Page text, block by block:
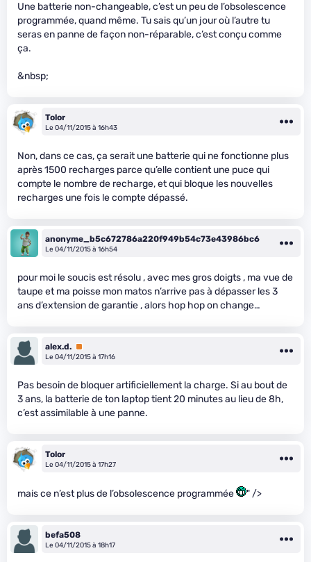
Une batterie non-changeable, c’est un peu de l’obsolescence
programmée, quand même. Tu sais qu’un jour où l’autre tu
seras en panne de façon non-réparable, c’est conçu comme
ça.
&nbsp;
Tolor
Le 04/11/2015 à 16h43
Non, dans ce cas, ça serait une batterie qui ne fonctionne plus
après 1500 recharges parce qu’elle contient une puce qui
compte le nombre de recharge, et qui bloque les nouvelles
recharges une fois le compte dépassé.
anonyme_b5c672786a220f949b54c73e43986bc6
Le 04/11/2015 à 16h54
pour moi le soucis est résolu , avec mes gros doigts , ma vue de
taupe et ma poisse mon matos n’arrive pas à dépasser les 3
ans d’extension de garantie , alors hop hop on change…
alex.d. Premium
Le 04/11/2015 à 17h16
Pas besoin de bloquer artificiellement la charge. Si au bout de
3 ans, la batterie de ton laptop tient 20 minutes au lieu de 8h,
c’est assimilable à une panne.
Tolor
Le 04/11/2015 à 17h27
mais ce n’est plus de l’obsolescence programmée " />
befa508
Le 04/11/2015 à 18h17